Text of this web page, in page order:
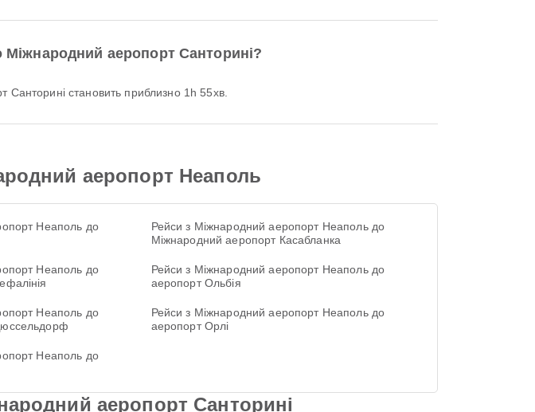
аеропорт Санторині?
становить приблизно 1h 55хв.
аеропорт Неаполь
Неаполь до
Рейси з Міжнародний аеропорт Неаполь до
Міжнародний аеропорт Касабланка
Неаполь до
Рейси з Міжнародний аеропорт Неаполь до
аеропорт Ольбія
Неаполь до
Рейси з Міжнародний аеропорт Неаполь до
аеропорт Орлі
Неаполь до
аеропорт Санторині